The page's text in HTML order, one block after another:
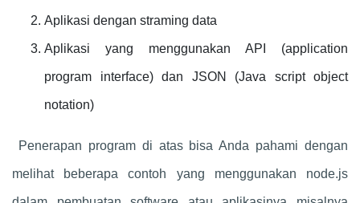
Aplikasi dengan straming data
Aplikasi yang menggunakan API (application
program interface) dan JSON (Java script object
notation)
Penerapan program di atas bisa Anda pahami dengan
melihat beberapa contoh yang menggunakan node.js